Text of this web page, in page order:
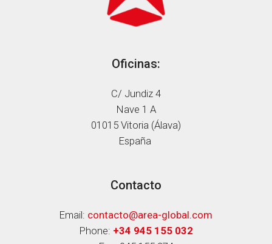
Oficinas:
C/ Jundiz 4
Nave 1 A
01015 Vitoria (Álava)
España
Contacto
Email: contacto@area-global.com
Phone: +34 945 155 032